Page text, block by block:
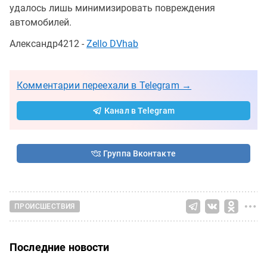
удалось лишь минимизировать повреждения
автомобилей.
Александр4212 - Zello DVhab
Комментарии переехали в Telegram →
Канал в Telegram
Группа Вконтакте
ПРОИСШЕСТВИЯ
Последние новости